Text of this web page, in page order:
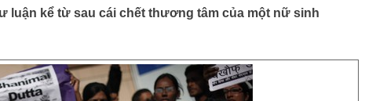
luận kể từ sau cái chết thương tâm của một nữ sinh